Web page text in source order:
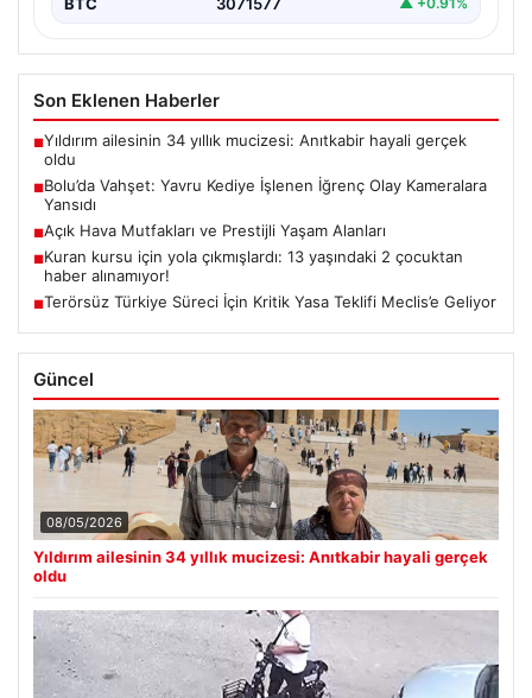
Son Eklenen Haberler
■Yıldırım ailesinin 34 yıllık mucizesi: Anıtkabir hayali gerçek
oldu
■Bolu’da Vahşet: Yavru Kediye İşlenen İğrenç Olay Kameralara
Yansıdı
■Açık Hava Mutfakları ve Prestijli Yaşam Alanları
■Kuran kursu için yola çıkmışlardı: 13 yaşındaki 2 çocuktan
haber alınamıyor!
■Terörsüz Türkiye Süreci İçin Kritik Yasa Teklifi Meclis’e Geliyor
Güncel
08/05/2026
Yıldırım ailesinin 34 yıllık mucizesi: Anıtkabir hayali gerçek
oldu